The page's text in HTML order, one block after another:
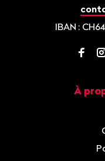
IBAN :
À